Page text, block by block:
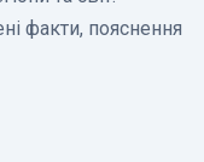
факти, пояснення